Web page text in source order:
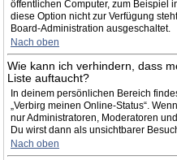
öffentlichen Computer, zum Beispiel
diese Option nicht zur Verfügung
Board-Administration ausgeschaltet.
Nach oben
Wie kann ich verhindern, dass
Liste auftaucht?
In deinem persönlichen Bereich
„Verbirg meinen Online-Status“.
nur Administratoren, Moderatoren
Du wirst dann als unsichtbarer
Nach oben